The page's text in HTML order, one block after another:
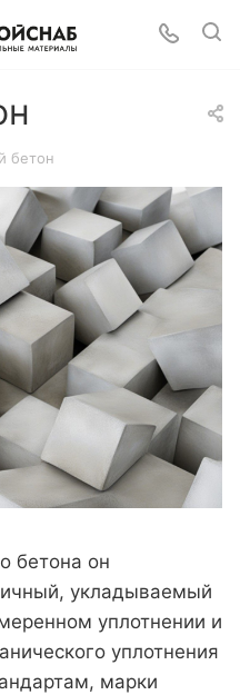
бетон
бетона он
укладываемый
уплотнении и
уплотнения
марки